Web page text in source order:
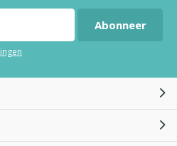
Abonneer